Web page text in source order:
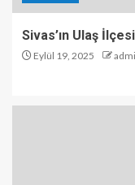
Sivas’ın Ulaş
Eylül 19, 2025